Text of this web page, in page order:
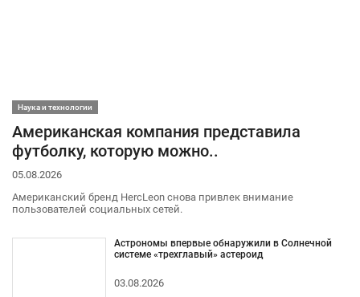
Наука и технологии
Американская компания представила
футболку, которую можно..
05.08.2026
Американский бренд HercLeon снова привлек внимание
пользователей социальных сетей.
Астрономы впервые обнаружили в Солнечной
системе «трехглавый» астероид
03.08.2026